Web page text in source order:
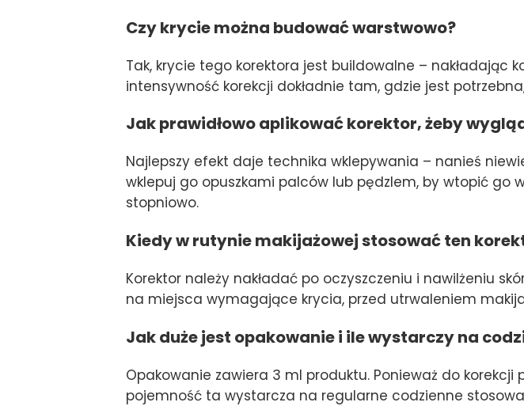
Czy krycie można budować warstwowo?
Tak, krycie tego korektora jest buildowalne – nakładając
intensywność korekcji dokładnie tam, gdzie jest
Jak prawidłowo aplikować korektor, żeby
Najlepszy efekt daje technika wklepywania – nanieś
wklepuj go opuszkami palców lub pędzlem, by wtopić go
stopniowo.
Kiedy w rutynie makijażowej stosować ten
Korektor należy nakładać po oczyszczeniu i nawilżeniu
na miejsca wymagające krycia, przed utrwaleniem
Jak duże jest opakowanie i ile wystarczy na
Opakowanie zawiera 3 ml produktu. Ponieważ do
pojemność ta wystarcza na regularne codzienne